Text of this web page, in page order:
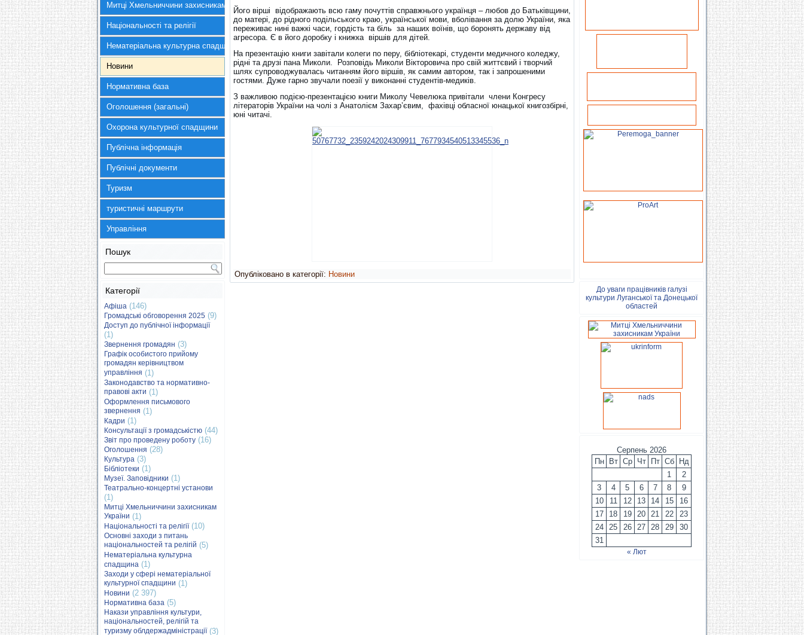
Митці Хмельниччини захисникам України
Національності та релігії
Нематеріальна культурна спадщина
Новини
Нормативна база
Оголошення (загальні)
Охорона культурної спадщини
Публічна інформація
Публічні документи
Туризм
туристичні маршрути
Управління
Пошук
Категорії
Афіша (146)
Громадські обговорення 2025 (9)
Доступ до публічної інформації
(1)
Звернення громадян (3)
Графік особистого прийому
громадян керівництвом
управління (1)
Законодавство та нормативно-
правові акти (1)
Оформлення письмового
звернення (1)
Кадри (1)
Консультації з громадськістю (44)
Звіт про проведену роботу (16)
Оголошення (28)
Культура (3)
Бібліотеки (1)
Музеї. Заповідники (1)
Театрально-концертні установи
(1)
Митці Хмельниччини захисникам
України (1)
Національності та релігії(10)
Основні заходи з питань
національностей та релігій (5)
Нематеріальна культурна
спадщина (1)
Заходи у сфері нематеріальної
культурної спадщини (1)
Новини (2 397)
Нормативна база (5)
Накази управління культури,
національностей, релігій та
туризму облдержадміністрації(3)
Його вірші відображають всю гаму почуттів справжнього українця – любов до Батьківщини,
до матері, до рідного подільського краю, української мови, вболівання за долю України, яка
переживає нині важкі часи, гордість та біль за наших воїнів, що боронять державу від
агресора. Є в його доробку і книжка віршів для дітей.
На презентацію книги завітали колеги по перу, бібліотекарі, студенти медичного коледжу,
рідні та друзі пана Миколи. Розповідь Миколи Вікторовича про свій життєвий і творчий
шлях супроводжувалась читанням його віршів, як самим автором, так і запрошеними
гостями. Дуже гарно звучали поезії у виконанні студентів-медиків.
З важливою подією-презентацією книги Миколу Чевелюка привітали члени Конгресу
літераторів України на чолі з Анатолієм Захар’євим, фахівці обласної юнацької книгозбірні,
юні читачі.
Опубліковано в категорії: Новини
До уваги працівників галузі
культури Луганської та Донецької
областей
Серпень 2026
Пн
Вт Ср Чт Пт Сб
Нд
1
2
3
4 5 6 7 8
9
10
11 12 13 14 15
16
17
18 19 20 21 22
23
24
25 26 27 28 29
30
31
« Лют